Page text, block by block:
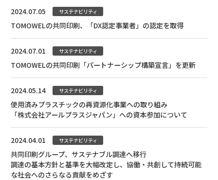
2024.07.05 サステナビリティ
TOMOWELの共同印刷、「DX認定事業者」の認定を取得
2024.07.01 サステナビリティ
TOMOWELの共同印刷「パートナーシップ構築宣言」を更新
2024.05.14 サステナビリティ
使用済みプラスチックの再資源化事業への取り組み
「株式会社アールプラスジャパン」への資本参加について
2024.04.01 サステナビリティ
共同印刷グループ、サステナブル調達へ移行
調達の基本方針と基準を大幅改定し、協働・共創して持続可能
な社会へのさらなる貢献をめざす